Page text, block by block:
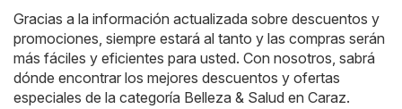
Gracias a la información actualizada sobre descuentos y
promociones, siempre estará al tanto y las compras serán
más fáciles y eficientes para usted. Con nosotros, sabrá
dónde encontrar los mejores descuentos y ofertas
especiales de la categoría Belleza & Salud en Caraz.